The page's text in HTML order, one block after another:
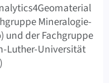
Mineralogie-
und der Fachgruppe
Luther-Universität